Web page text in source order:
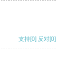
支持[0] 反对[0]